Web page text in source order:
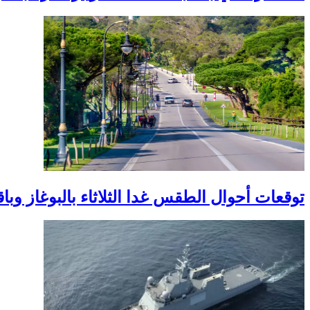
توقعات أحوال الطقس غدا الثلاثاء بالبوغاز